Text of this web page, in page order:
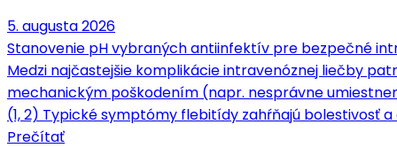
5. augusta 2026
Stanovenie pH vybraných antiinfektív pre bezpečné
Medzi najčastejšie komplikácie intravenóznej liečby
mechanickým poškodením (napr. nesprávne
(1, 2) Typické symptómy flebitídy zahŕňajú bolestivosť
Prečítať